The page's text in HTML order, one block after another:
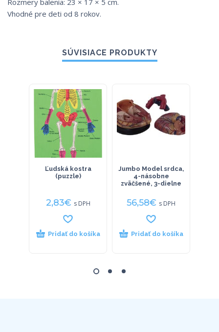
Rozmery balenia: 23 × 17 × 5 cm.
Vhodné pre deti od 8 rokov.
SÚVISIACE PRODUKTY
Ľudská kostra
(puzzle)
2,83€ s DPH
Pridať do košíka
Jumbo Model srdca,
4-násobne
zväčšené, 3-dielne
56,58€ s DPH
Pridať do košíka